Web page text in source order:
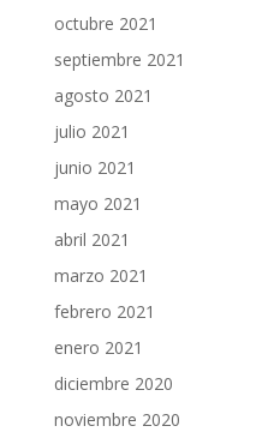
octubre 2021
septiembre 2021
agosto 2021
julio 2021
junio 2021
mayo 2021
abril 2021
marzo 2021
febrero 2021
enero 2021
diciembre 2020
noviembre 2020